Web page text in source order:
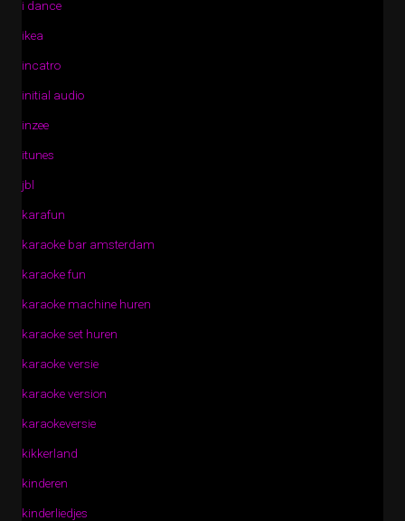
i dance
ikea
incatro
initial audio
inzee
itunes
jbl
karafun
karaoke bar amsterdam
karaoke fun
karaoke machine huren
karaoke set huren
karaoke versie
karaoke version
karaokeversie
kikkerland
kinderen
kinderliedjes